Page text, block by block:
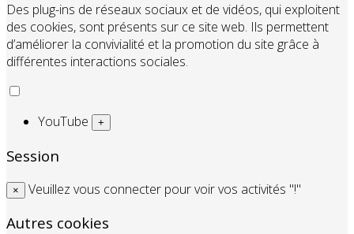
Des plug-ins de réseaux sociaux et de vidéos, qui exploitent
des cookies, sont présents sur ce site web. Ils permettent
d’améliorer la convivialité et la promotion du site grâce à
différentes interactions sociales.
YouTube +
Session
× Veuillez vous connecter pour voir vos activités "!"
Autres cookies